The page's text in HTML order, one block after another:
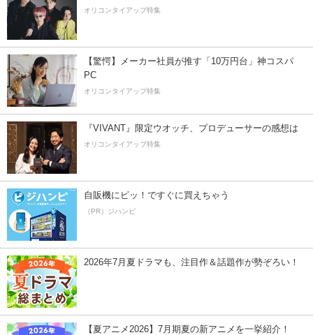
オリコンタイアップ特集
【驚愕】メーカー社員が推す「10万円台」神コスパ
PC
オリコンタイアップ特集
『VIVANT』限定ウオッチ、プロデューサーの感想は
オリコンタイアップ特集
自販機にピッ！ですぐに買えちゃう
（PR）ジハンピ
2026年7月夏ドラマも、注目作＆話題作が勢ぞろい！
【夏アニメ2026】7月期夏の新アニメを一挙紹介！